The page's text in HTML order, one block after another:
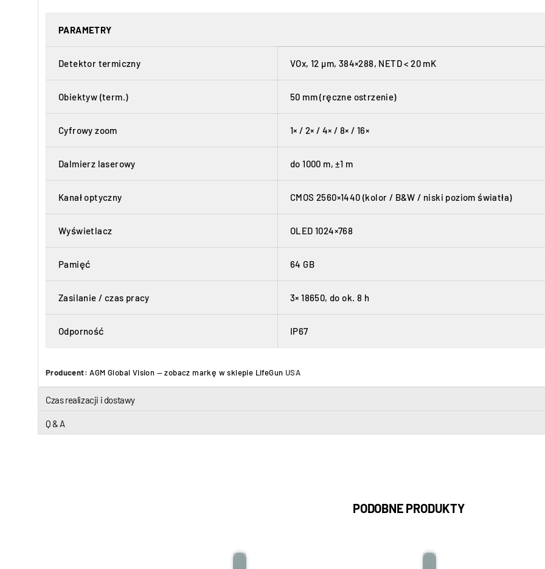
PARAMETRY
Detektor termiczny VOx, 12 µm, 384×288, NETD < 20 mK
Obiektyw (term.) 50 mm (ręczne ostrzenie)
Cyfrowy zoom 1× / 2× / 4× / 8× / 16×
Dalmierz laserowy do 1000 m, ±1 m
Kanał optyczny CMOS 2560×1440 (kolor / B&W / niski poziom światła)
Wyświetlacz OLED 1024×768
Pamięć 64 GB
Zasilanie / czas pracy 3× 18650, do ok. 8 h
Odporność IP67
Producent: AGM Global Vision —zobacz markę w sklepie LifeGun USA
Czas realizacji i dostawy
Q & A
PODOBNE PRODUKTY